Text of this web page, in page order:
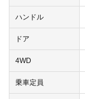
ハンドル
ドア
4WD
乗車定員